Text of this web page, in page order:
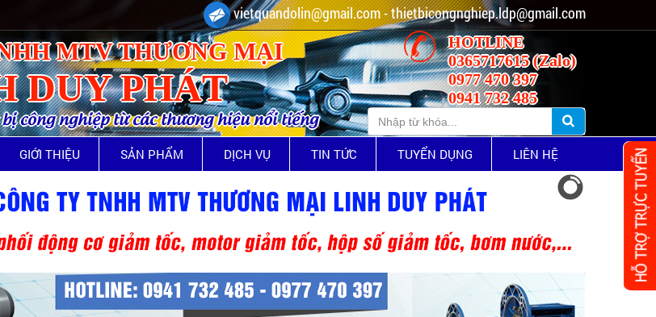
vietquandolin@gmail.com - thietbicongnghiep.ldp@gmail.com
MTV THƯƠNG MẠI
DUY PHÁT
công nghiệp từ các thương hiệu nổi tiếng
HOTLINE
0365717615 (Zalo)
0977 470 397
0941 732 485
GIỚI THIỆU SẢN PHẨM DỊCH VỤ TIN TỨC TUYỂN DỤNG LIÊN HỆ